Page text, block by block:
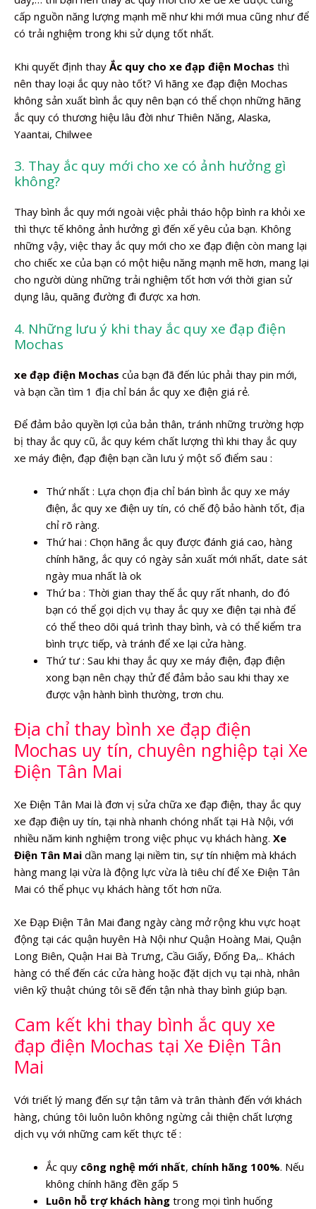
cấp nguồn năng lượng mạnh mẽ như khi mới mua cũng như để
có trải nghiệm trong khi sử dụng tốt nhất.
Khi quyết định thay Ắc quy cho xe đạp điện Mochas thì
nên thay loại ắc quy nào tốt? Vì hãng xe đạp điện Mochas
không sản xuất bình ắc quy nên bạn có thể chọn những hãng
ắc quy có thương hiệu lâu đời như Thiên Năng, Alaska,
Yaantai, Chilwee
3. Thay ắc quy mới cho xe có ảnh hưởng gì
không?
Thay bình ắc quy mới ngoài việc phải tháo hộp bình ra khỏi xe
thì thực tế không ảnh hưởng gì đến xế yêu của bạn. Không
những vậy, việc thay ắc quy mới cho xe đạp điện còn mang lại
cho chiếc xe của bạn có một hiệu năng mạnh mẽ hơn, mang lại
cho người dùng những trải nghiệm tốt hơn với thời gian sử
dụng lâu, quãng đường đi được xa hơn.
4. Những lưu ý khi thay ắc quy xe đạp điện
Mochas
xe đạp điện Mochas của bạn đã đến lúc phải thay pin mới,
và bạn cần tìm 1 địa chỉ bán ắc quy xe điện giá rẻ.
Để đảm bảo quyền lợi của bản thân, tránh những trường hợp
bị thay ắc quy cũ, ắc quy kém chất lượng thì khi thay ắc quy
xe máy điện, đạp điện bạn cần lưu ý một số điểm sau :
Thứ nhất : Lựa chọn địa chỉ bán bình ắc quy xe máy
điện, ắc quy xe điện uy tín, có chế độ bảo hành tốt, địa
chỉ rõ ràng.
Thứ hai : Chọn hãng ắc quy được đánh giá cao, hàng
chính hãng, ắc quy có ngày sản xuất mới nhất, date sát
ngày mua nhất là ok
Thứ ba : Thời gian thay thế ắc quy rất nhanh, do đó
bạn có thể gọi dịch vụ thay ắc quy xe điện tại nhà để
có thể theo dõi quá trình thay bình, và có thể kiểm tra
bình trực tiếp, và tránh để xe lại cửa hàng.
Thứ tư : Sau khi thay ắc quy xe máy điện, đạp điện
xong bạn nên chạy thử để đảm bảo sau khi thay xe
được vận hành bình thường, trơn chu.
Địa chỉ thay bình xe đạp điện
Mochas uy tín, chuyên nghiệp tại Xe
Điện Tân Mai
Xe Điện Tân Mai là đơn vị sửa chữa xe đạp điện, thay ắc quy
xe đạp điện uy tín, tại nhà nhanh chóng nhất tại Hà Nội, với
nhiều năm kinh nghiệm trong việc phục vụ khách hàng. Xe
Điện Tân Mai dần mang lại niềm tin, sự tín nhiệm mà khách
hàng mang lại vừa là động lực vừa là tiêu chí để Xe Điện Tân
Mai có thể phục vụ khách hàng tốt hơn nữa.
Xe Đạp Điện Tân Mai đang ngày càng mở rộng khu vực hoạt
động tại các quận huyên Hà Nội như Quận Hoàng Mai, Quận
Long Biên, Quận Hai Bà Trưng, Cầu Giấy, Đống Đa,.. Khách
hàng có thể đến các cửa hàng hoặc đặt dịch vụ tại nhà, nhân
viên kỹ thuật chúng tôi sẽ đến tận nhà thay bình giúp bạn.
Cam kết khi thay bình ắc quy xe
đạp điện Mochas tại Xe Điện Tân
Mai
Với triết lý mang đến sự tận tâm và trân thành đến với khách
hàng, chúng tôi luôn luôn không ngừng cải thiện chất lượng
dịch vụ với những cam kết thực tế :
Ắc quy công nghệ mới nhất, chính hãng 100%. Nếu
không chính hãng đền gấp 5
Luôn hỗ trợ khách hàng trong mọi tình huống